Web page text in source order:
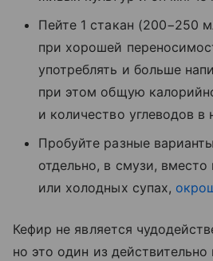
Пейте 1 стакан (200−250
при хорошей
употреблять и больше
при этом общую
и количество углеводов в
Пробуйте разные
отдельно, в смузи,
или холодных супах,
Кефир не является
но это один из